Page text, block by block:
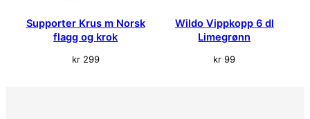
Supporter Krus m Norsk
flagg og krok
kr299
Wildo Vippkopp 6 dl
Limegrønn
kr 99